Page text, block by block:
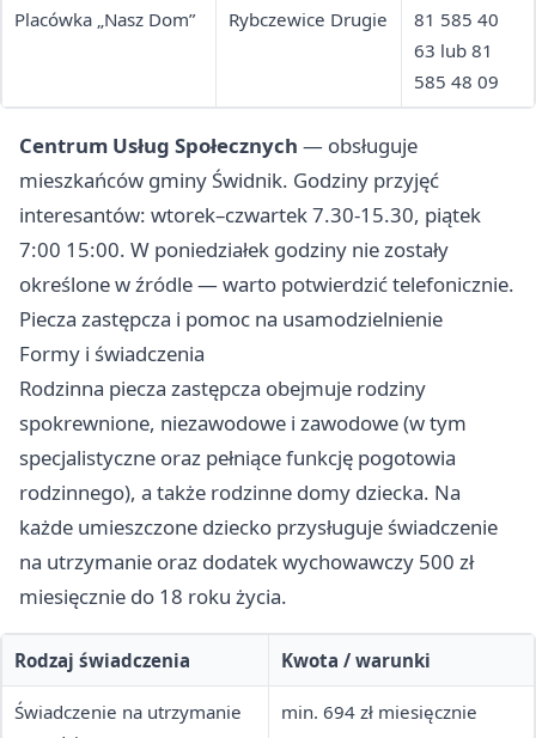
Placówka „Nasz Dom” Rybczewice Drugie
81 585 40
63 lub 81
585 48 09
Centrum Usług Społecznych — obsługuje
mieszkańców gminy Świdnik. Godziny przyjęć
interesantów: wtorek–czwartek 7.30-15.30, piątek
7:00 15:00. W poniedziałek godziny nie zostały
określone w źródle — warto potwierdzić telefonicznie.
Piecza zastępcza i pomoc na usamodzielnienie
Formy i świadczenia
Rodzinna piecza zastępcza obejmuje rodziny
spokrewnione, niezawodowe i zawodowe (w tym
specjalistyczne oraz pełniące funkcję pogotowia
rodzinnego), a także rodzinne domy dziecka. Na
każde umieszczone dziecko przysługuje świadczenie
na utrzymanie oraz dodatek wychowawczy 500 zł
miesięcznie do 18 roku życia.
Rodzaj świadczenia Kwota / warunki
Świadczenie na utrzymanie
min. 694 zł miesięcznie